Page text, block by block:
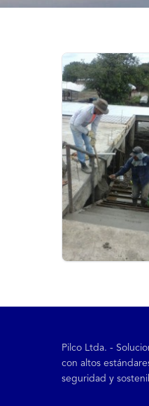
Pilco Ltda. -
con altos
seguridad y